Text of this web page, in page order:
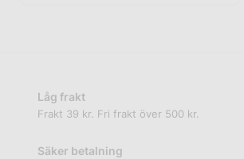
Låg frakt
Frakt 39 kr. Fri frakt över 500 kr.
Säker betalning